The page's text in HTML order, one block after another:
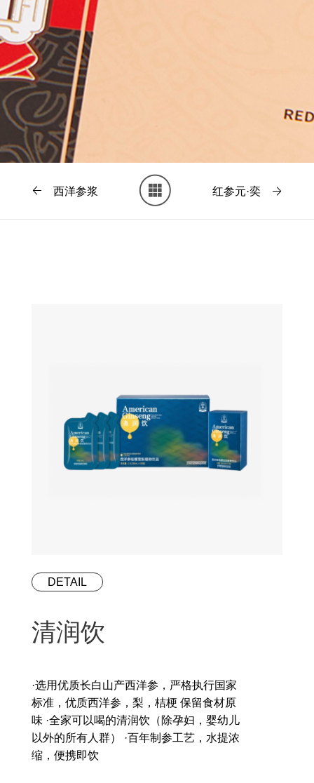
西洋参浆 红参元·奕
DETAIL
清润饮
·选用优质长白山产西洋参，严格执行国家
标准，优质西洋参，梨，桔梗 保留食材原
味 ·全家可以喝的清润饮（除孕妇，婴幼儿
以外的所有人群） ·百年制参工艺，水提浓
缩，便携即饮